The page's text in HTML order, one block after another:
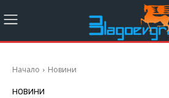
Начало Новини
НОВИНИ